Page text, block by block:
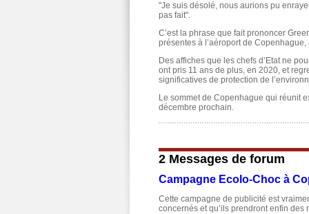
"Je suis désolé, nous aurions pu
pas fait".
C’est la phrase que fait prononcer
présentes à l’aéroport de
Des affiches que les chefs d’Etat ne
ont pris 11 ans de plus, en 2020, et
significatives de protection de
Le sommet de Copenhague qui réunit
décembre prochain.
2 Messages de forum
Campagne Ecolo-Choc à
Cette campagne de publicité est
concernés et qu’ils prendront enfin